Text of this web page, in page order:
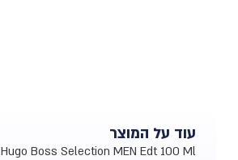
עוד על המוצר
Hugo Boss Selection MEN Edt 100 Ml